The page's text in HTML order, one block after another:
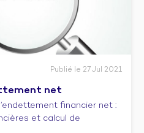
Publié le 27 Jul 2021
net
financier net :
et calcul de